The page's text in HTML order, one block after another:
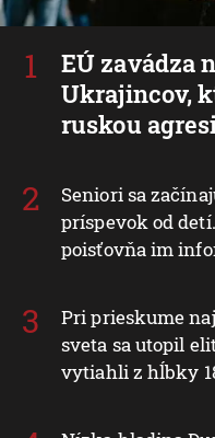
EÚ zavádza
Ukrajincov,
ruskou
Seniori sa
príspevok od
poisťovňa im
Pri prieskume
sveta sa utopil
vytiahli z hĺbky